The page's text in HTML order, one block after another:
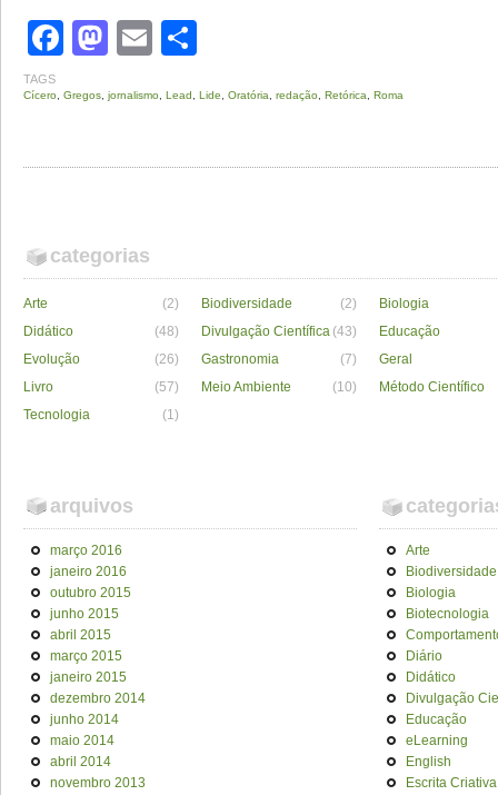
Facebook
Mastodon
Email
TAGS
Cícero Gregos jornalismo Lead Lide Oratória redação Retórica Roma
categorias
Arte (2) Biodiversidade (2)
Biologia
Didático
(48) Divulgação Científica (43)
Educação
Evolução
(26) Gastronomia (7)
Geral
Livro
(57) Meio Ambiente (10)
Método Científico
Tecnologia
(1)
arquivos
março 2016
janeiro 2016
outubro 2015
junho 2015
abril 2015
março 2015
janeiro 2015
dezembro 2014
junho 2014
maio 2014
abril 2014
novembro 2013
Arte
Biodiversidade
Biologia
Biotecnologia
Diário
Didático
Divulgação
Educação
eLearning
English
Escrita Criativa